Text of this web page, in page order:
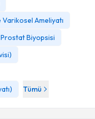
Ameliyatı
Biyopsisi
Tümü